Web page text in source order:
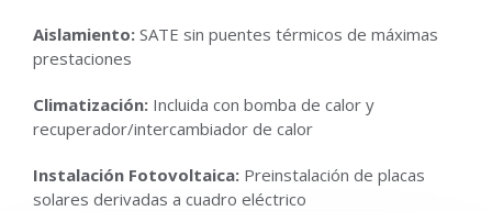
Aislamiento: SATE sin puentes térmicos de máximas
prestaciones
Climatización: Incluida con bomba de calor y
recuperador/intercambiador de calor
Instalación Fotovoltaica: Preinstalación de placas
solares derivadas a cuadro eléctrico